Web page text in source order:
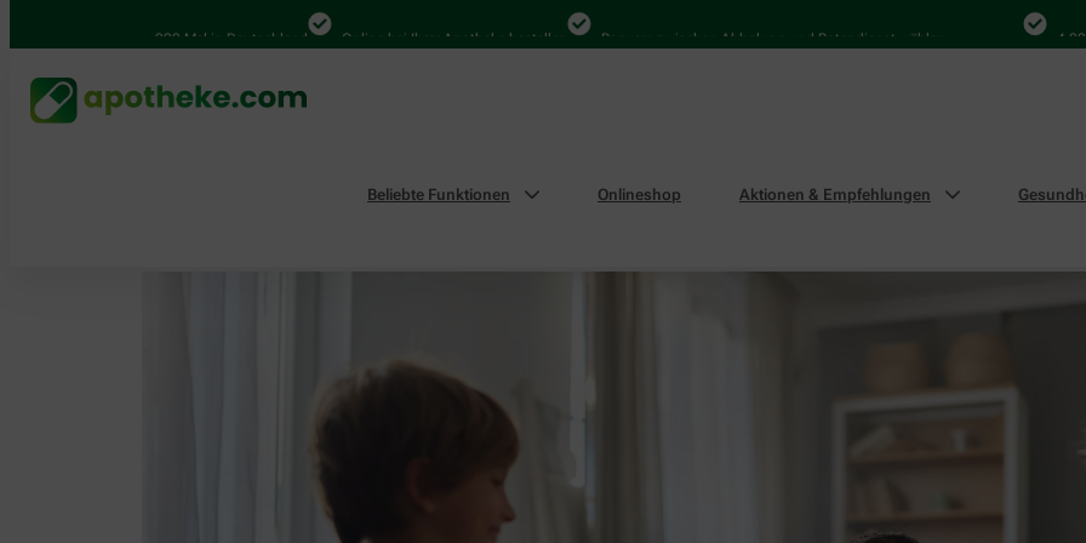
4.000 Mal in Deutschland Online bei Ihrer Apotheke bestellen Bequem zwischen Abholung und Botendienst wählen 4.000 Mal in
Beliebte Funktionen Onlineshop Aktionen & Empfehlungen